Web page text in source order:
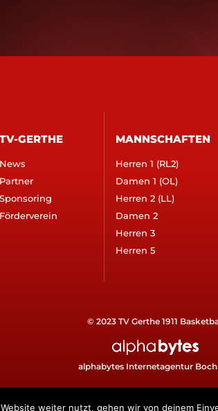
GERTHE MANNSCHAFTEN
Herren 1 (RL2)
Damen 1 (OL)
Herren 2 (LL)
Damen 2
Herren 3
Herren 5
© 2023 TV Gerthe 1911
alphabytes Internetagentur
weiter nutzt, gehen wir von deinem